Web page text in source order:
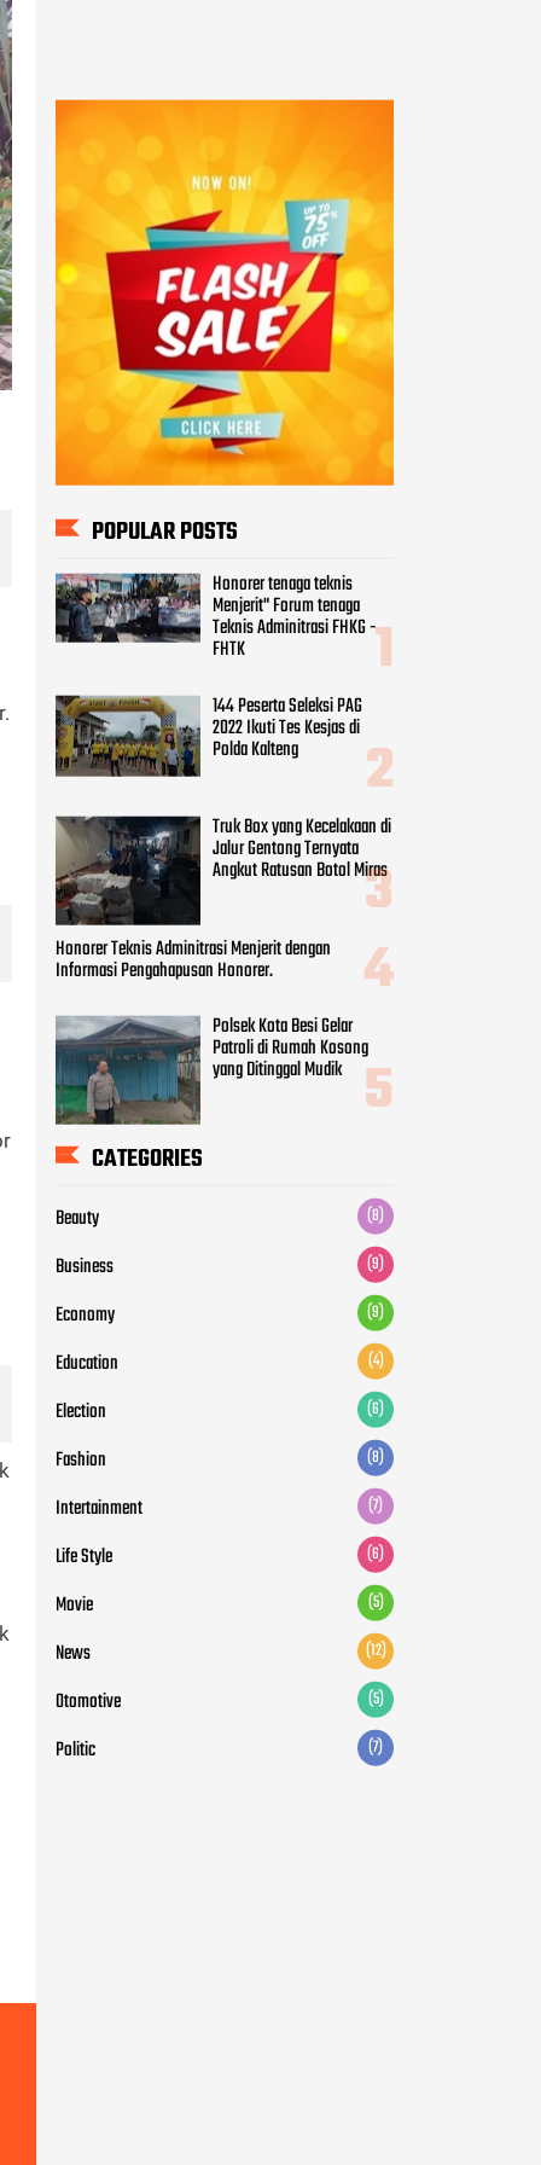
POPULAR POSTS
Honorer tenaga teknis
Menjerit" Forum tenaga
Teknis Adminitrasi FHKG -
FHTK
144 Peserta Seleksi PAG
2022 Ikuti Tes Kesjas di
Polda Kalteng
Truk Box yang Kecelakaan di
Jalur Gentong Ternyata
Angkut Ratusan Botol Miras
Honorer Teknis Adminitrasi Menjerit dengan
Informasi Pengahapusan Honorer.
Polsek Kota Besi Gelar
Patroli di Rumah Kosong
yang Ditinggal Mudik
CATEGORIES
Beauty (8)
Business (9)
Economy (9)
Education (4)
Election (6)
Fashion (8)
Intertainment (7)
Life Style (6)
Movie (5)
News (12)
Otomotive (5)
Politic (7)